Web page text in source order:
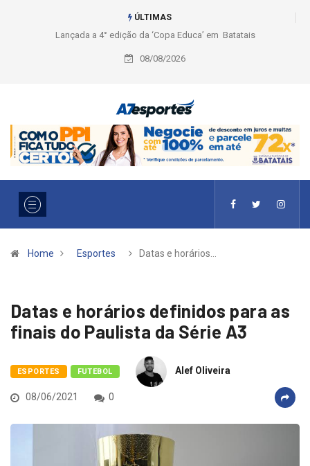
ÚLTIMAS
Liga 2026: Equipes rompem com a LABE na Série Ouro e entidade define
a 2° fase, times e formato
08/08/2026
Home Esportes Datas e horários…
Datas e horários definidos para as
finais do Paulista da Série A3
ESPORTES FUTEBOL Alef Oliveira
08/06/2021 0